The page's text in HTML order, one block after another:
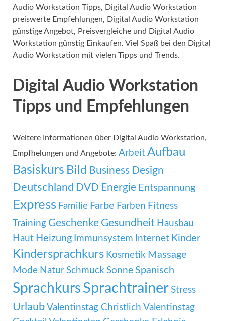
Audio Workstation Tipps, Digital Audio Workstation
preiswerte Empfehlungen, Digital Audio Workstation
günstige Angebot, Preisvergleiche und Digital Audio
Workstation günstig Einkaufen. Viel Spaß bei den Digital
Audio Workstation mit vielen Tipps und Trends.
Digital Audio Workstation
Tipps und Empfehlungen
Weitere Informationen über Digital Audio Workstation,
Empfhelungen und Angebote: Arbeit Aufbau
Basiskurs Bild Business Design
Deutschland DVD Energie Entspannung
Express Familie Farbe Farben Fitness
Training Geschenke Gesundheit Hausbau
Haut Heizung Immunsystem Internet Kinder
Kindersprachkurs Kosmetik Massage
Mode Natur Schmuck Sonne Spanisch
Sprachkurs Sprachtrainer Stress
Urlaub Valentinstag Christlich Valentinstag